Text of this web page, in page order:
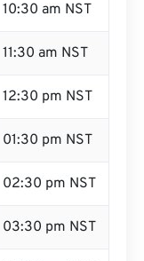
10:30 am NST
11:30 am NST
12:30 pm NST
01:30 pm NST
02:30 pm NST
03:30 pm NST